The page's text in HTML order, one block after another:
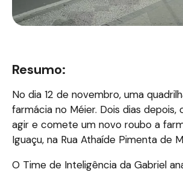
Resumo:
No dia 12 de novembro, uma
farmácia no Méier. Dois dias depois,
agir e comete um novo roubo a
Iguaçu, na Rua Athaíde Pimenta de
O Time de Inteligência da Gabriel